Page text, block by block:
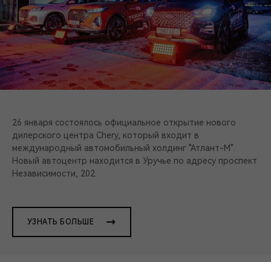
26 января состоялось официальное открытие нового
дилерского центра Chery, который входит в
международный автомобильный холдинг "Атлант-М".
Новый автоцентр находится в Уручье по адресу проспект
Независимости, 202.
УЗНАТЬ БОЛЬШЕ